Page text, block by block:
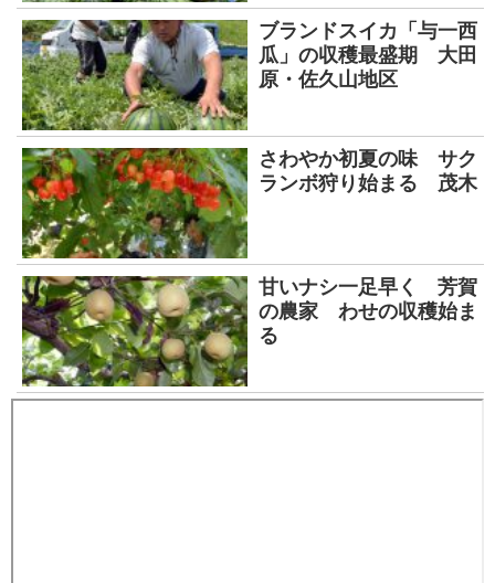
ブランドスイカ「与一西
瓜」の収穫最盛期 大田
原・佐久山地区
さわやか初夏の味 サク
ランボ狩り始まる 茂木
甘いナシ一足早く 芳賀
の農家 わせの収穫始ま
る